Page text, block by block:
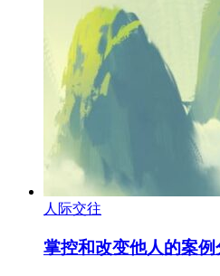
人际交往
掌控和改变他人的案例